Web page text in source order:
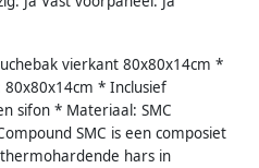
vierkant 80x80x14cm *
* Inclusief
sifon * Materiaal: SMC
SMC is een composiet
hars in